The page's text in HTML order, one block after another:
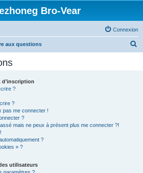
Bro-Vear
Connexion
aux questions
d’inscription
?
?
pas me connecter !
?
mais ne peux à présent plus me connecter ?!
?
» ?
utilisateurs